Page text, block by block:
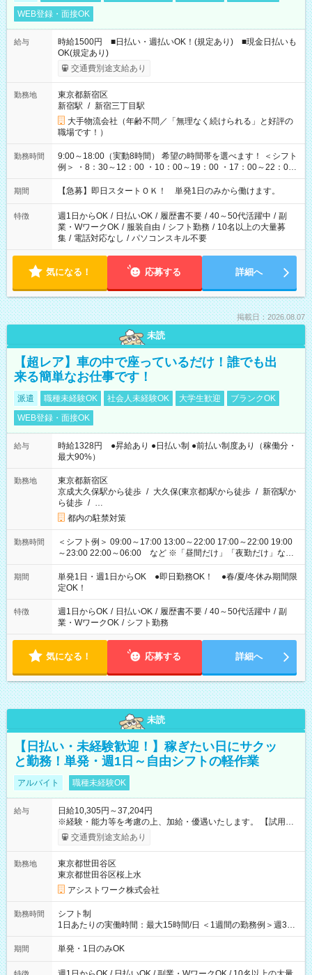
WEB登録・面接OK
給与
時給1500円 ■日払い・週払いOK！(規定あり) ■現金日払いも
OK(規定あり)
交通費別途支給あり
勤務地
東京都新宿区
新宿駅 / 新宿三丁目駅
大手物流会社（年齢不問／「無理なく続けられる」と好評の
職場です！）
勤務時間
9:00～18:00（実動8時間） 希望の時間帯を選べます！ ＜シフト
例＞ ・8：30～12：00 ・10：00～19：00 ・17：00～22：00
・13：00～22：00 ・22：00～翌6：00 など
期間 【急募】即日スタートＯＫ！ 単発1日のみから働けます。
特徴 週1日からOK / 日払いOK / 履歴書不要 / 40～50代活躍中 / 副
業・WワークOK / 服装自由 / シフト勤務 / 10名以上の大量募
集 / 電話対応なし / パソコンスキル不要
気になる！ 応募する 詳細へ
掲載日：2026.08.07
未読
【超レア】車の中で座っているだけ！誰でも出
来る簡単なお仕事です！
派遣 職種未経験OK 社会人未経験OK 大学生歓迎
ブランクOK
WEB登録・面接OK
給与
時給1328円 ●昇給あり ●日払い制 ●前払い制度あり（稼働分・
最大90%）
勤務地
東京都新宿区
京成大久保駅から徒歩 / 大久保(東京都)駅から徒歩 / 新宿駅か
ら徒歩 / …
都内の駐禁対策
勤務時間
＜シフト例＞ 09:00～17:00 13:00～22:00 17:00～22:00 19:00
～23:00 22:00～06:00 など ※「昼間だけ」「夜勤だけ」など
の希望OK
期間
単発1日・週1日からOK ●即日勤務OK！ ●春/夏/冬休み期間限
定OK！
特徴 週1日からOK / 日払いOK / 履歴書不要 / 40～50代活躍中 / 副
業・WワークOK / シフト勤務
気になる！ 応募する 詳細へ
未読
【日払い・未経験歓迎！】稼ぎたい日にサクッ
と勤務！単発・週1日～自由シフトの軽作業
アルバイト 職種未経験OK
給与
日給10,305円～37,204円
※経験・能力等を考慮の上、加給・優遇いたします。 【試用期
間】試用期間なし
交通費別途支給あり
勤務地
東京都世田谷区
東京都世田谷区桜上水
アシストワーク株式会社
勤務時間
シフト制
1日あたりの実働時間：最大15時間/日 ＜1週間の勤務例＞週3回
勤務 勤務：月・水・金 休み：火・木・土・日 好きな時にお仕事
可能です！ ※1日あたりの最大実働時間は日勤、夜勤共に勤務し
期間 単発・1日のみOK